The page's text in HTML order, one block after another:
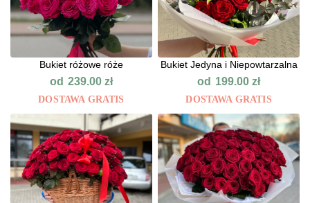
Bukiet różowe róże
od 239.00 zł
DOSTAWA GRATIS
Bukiet Jedyna i Niepowtarzalna
od 199.00zł
DOSTAWA GRATIS